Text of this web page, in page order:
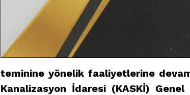
teminine yönelik faaliyetlerine
Kanalizasyon İdaresi (KASKİ)